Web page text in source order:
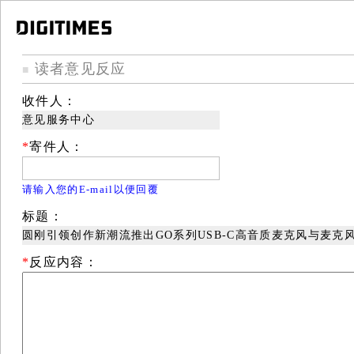
■ 读者意见反应
收件人：
意见服务中心
*寄件人：
请输入您的E-mail以便回覆
标题：
圆刚引领创作新潮流推出GO系列USB-C高音质麦克风与麦克
* 反应内容：